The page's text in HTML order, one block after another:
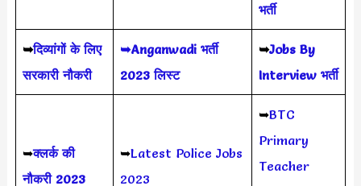
भर्ती
➥दिव्यांगों के लिए
सरकारी नौकरी
➥Anganwadi भर्ती
2023 लिस्ट
➥Jobs By
Interview भर्ती
➥क्लर्क की
नौकरी 2023
➥Latest Police Jobs
2023
➥BTC
Primary
Teacher